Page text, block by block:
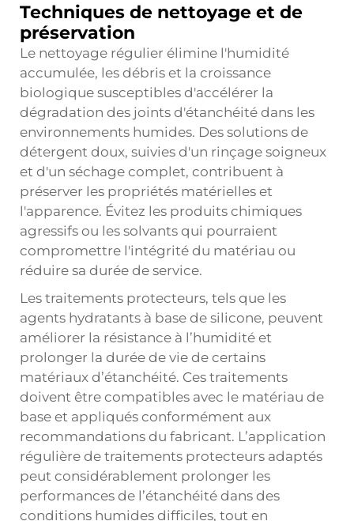
Techniques de nettoyage et de
préservation
Le nettoyage régulier élimine l'humidité
accumulée, les débris et la croissance
biologique susceptibles d'accélérer la
dégradation des joints d'étanchéité dans les
environnements humides. Des solutions de
détergent doux, suivies d'un rinçage soigneux
et d'un séchage complet, contribuent à
préserver les propriétés matérielles et
l'apparence. Évitez les produits chimiques
agressifs ou les solvants qui pourraient
compromettre l'intégrité du matériau ou
réduire sa durée de service.
Les traitements protecteurs, tels que les
agents hydratants à base de silicone, peuvent
améliorer la résistance à l’humidité et
prolonger la durée de vie de certains
matériaux d’étanchéité. Ces traitements
doivent être compatibles avec le matériau de
base et appliqués conformément aux
recommandations du fabricant. L’application
régulière de traitements protecteurs adaptés
peut considérablement prolonger les
performances de l’étanchéité dans des
conditions humides difficiles, tout en